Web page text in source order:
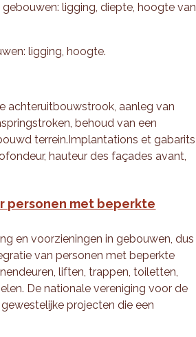
ligging, diepte, hoogte van
ligging, hoogte.
achteruitbouwstrook, aanleg van
behoud van een
terrein.Implantations et gabarits
hauteur des façades avant,
personen met beperkte
en voorzieningen in gebouwen, dus
van personen met beperkte
liften, trappen, toiletten,
De nationale vereniging voor de
projecten die een